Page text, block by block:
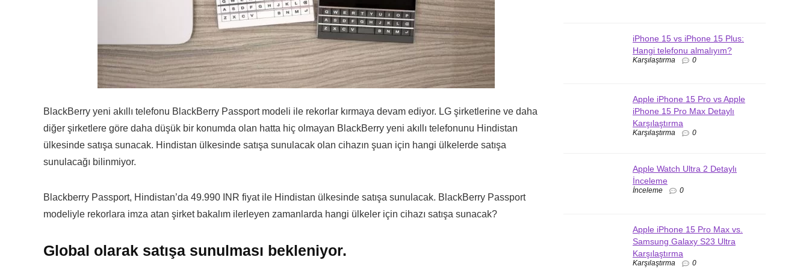
BlackBerry yeni akıllı telefonu BlackBerry Passport modeli ile rekorlar kırmaya devam ediyor. LG şirketlerine ve daha
diğer şirketlere göre daha düşük bir konumda olan hatta hiç olmayan BlackBerry yeni akıllı telefonunu Hindistan
ülkesinde satışa sunacak. Hindistan ülkesinde satışa sunulacak olan cihazın şuan için hangi ülkelerde satışa
sunulacağı bilinmiyor.
Blackberry Passport, Hindistan’da 49.990 INR fiyat ile Hindistan ülkesinde satışa sunulacak. BlackBerry Passport
modeliyle rekorlara imza atan şirket bakalım ilerleyen zamanlarda hangi ülkeler için cihazı satışa sunacak?
Global olarak satışa sunulması bekleniyor.
iPhone 15 vs iPhone 15 Plus:
Hangi telefonu almalıyım?
Karşılaştırma 0
Apple iPhone 15 Pro vs Apple
iPhone 15 Pro Max Detaylı
Karşılaştırma
Karşılaştırma 0
Apple Watch Ultra 2 Detaylı
İnceleme
İnceleme 0
Apple iPhone 15 Pro Max vs.
Samsung Galaxy S23 Ultra
Karşılaştırma
Karşılaştırma 0